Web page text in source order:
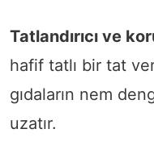
Tatlandırıcı ve
hafif tatlı bir tat
gıdaların nem
uzatır.